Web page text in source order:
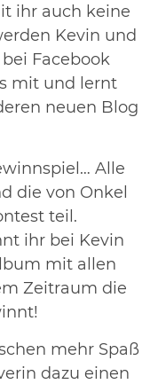
ihr auch keine
Kevin und
Facebook
mit und lernt
neuen Blog
Alle
die von Onkel
teil.
ihr bei Kevin
mit allen
Zeitraum die
mehr Spaß
dazu einen